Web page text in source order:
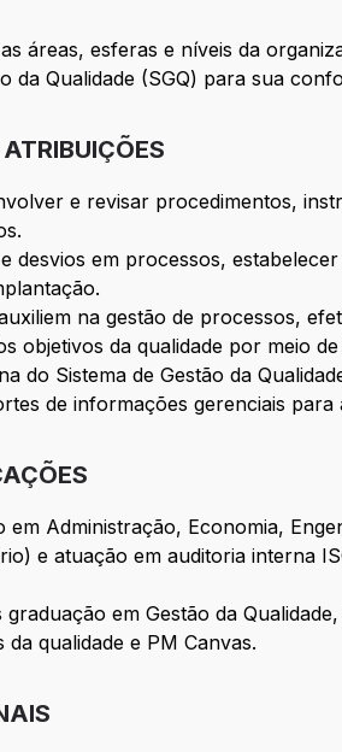
áreas, esferas e níveis da
da Qualidade (SGQ) para sua
e revisar procedimentos,
em processos,
na gestão de processos,
da qualidade por meio de
Sistema de Gestão da
de informações gerenciais para
Administração, Economia,
e atuação em auditoria interna
graduação em Gestão da
qualidade e PM Canvas.